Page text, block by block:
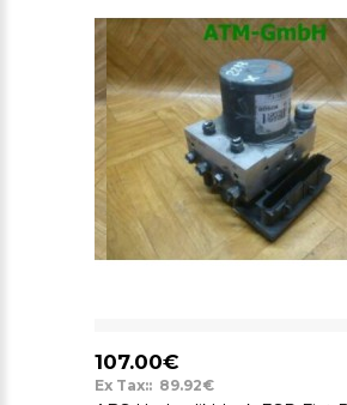
107.00€
Ex Tax:: 89.92€